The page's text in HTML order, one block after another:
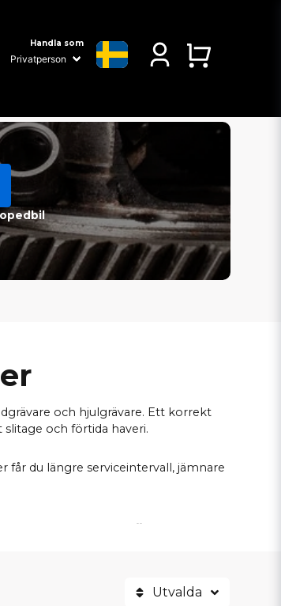
Handla som
och hjulgrävare. Ett korrekt
och förtida haveri.
du längre serviceintervall, jämnare
Utvalda